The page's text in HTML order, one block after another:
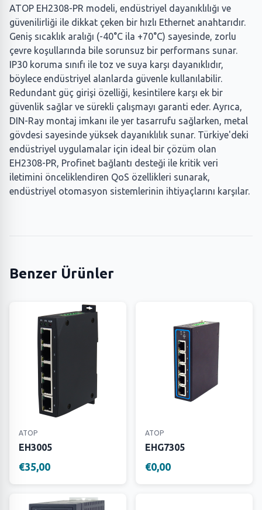
ATOP EH2308-PR modeli, endüstriyel dayanıklılığı ve
güvenilirliği ile dikkat çeken bir hızlı Ethernet anahtarıdır.
Geniş sıcaklık aralığı (-40°C ila +70°C) sayesinde, zorlu
çevre koşullarında bile sorunsuz bir performans sunar.
IP30 koruma sınıfı ile toz ve suya karşı dayanıklıdır,
böylece endüstriyel alanlarda güvenle kullanılabilir.
Redundant güç girişi özelliği, kesintilere karşı ek bir
güvenlik sağlar ve sürekli çalışmayı garanti eder. Ayrıca,
DIN-Ray montaj imkanı ile yer tasarrufu sağlarken, metal
gövdesi sayesinde yüksek dayanıklılık sunar. Türkiye'deki
endüstriyel uygulamalar için ideal bir çözüm olan
EH2308-PR, Profinet bağlantı desteği ile kritik veri
iletimini önceliklendiren QoS özellikleri sunarak,
endüstriyel otomasyon sistemlerinin ihtiyaçlarını karşılar.
Benzer Ürünler
ATOP
EH3005
€35,00
ATOP
EHG7305
€0,00